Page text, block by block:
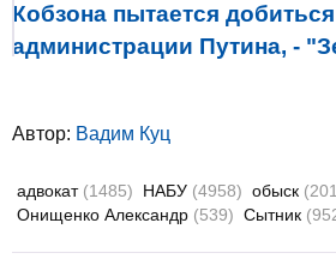
Кобзона пытается
администрации Путина, -
Автор: Вадим Куц
адвокат (1485) НАБУ (4958) обыск
Онищенко Александр (539) Сытник